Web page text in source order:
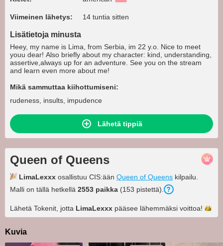
Viimeinen lähetys: 14 tuntia sitten
Lisätietoja minusta
Heey, my name is Lima, from Serbia, im 22 y.o. Nice to meet
youu dear! Also briefly about my character: kind, understanding,
assertive,always up for an adventure. See you on the stream
and learn even more about me!
Mikä sammuttaa kiihottumiseni:
rudeness, insults, impudence
Lähetä tippiä
Queen of Queens
LimaLexxx osallistuu CIS:ään Queen of Queens kilpailu.
Malli on tällä hetkellä 2553 paikka (153 pistettä).
Lähetä Tokenit, jotta LimaLexxx pääsee lähemmäksi voittoa!
Kuvia